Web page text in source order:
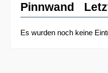
Pinnwand
Es wurden noch keine